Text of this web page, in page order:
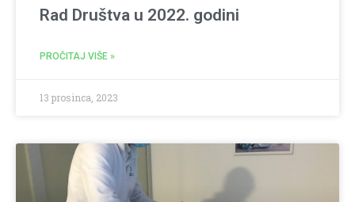
Rad Društva u 2022. godini
PROČITAJ VIŠE »
13 prosinca, 2023